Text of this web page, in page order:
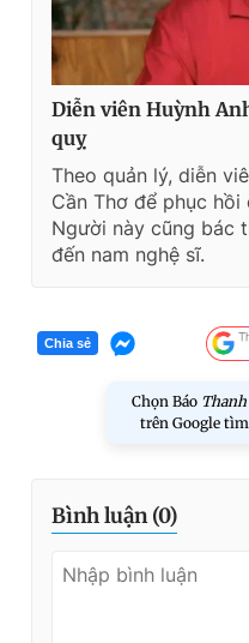
Diễn viên Huỳnh
quỵ
Theo quản lý, diễn
Cần Thơ để phục
Người này cũng bác
đến nam nghệ sĩ.
Chia sẻ
Chọn Báo
trên Google
Bình luận (0)